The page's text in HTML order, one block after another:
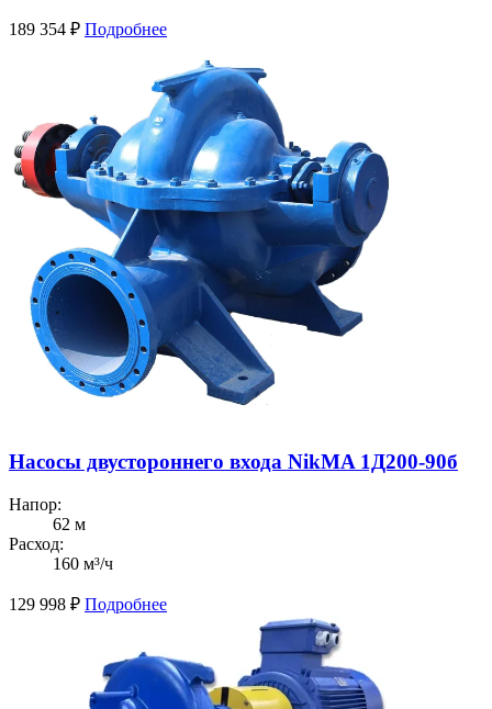
189 354 ₽ Подробнее
Насосы двустороннего входа NikMA 1Д200-90б
Напор:
62 м
Расход:
160 м³/ч
129 998 ₽ Подробнее